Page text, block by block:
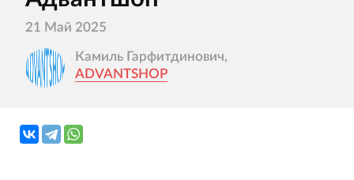
21 Май 2025
Камиль Гарфитдинович,
ADVANTSHOP